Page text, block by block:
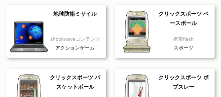
地球防衛ミサイル
shockwaveコンテンツ
アクションゲーム
クリックスポーツ ベ
ースボール
携帯flash
スポーツ
クリックスポーツ バ
スケットボール
クリックスポーツ ボ
ブスレー